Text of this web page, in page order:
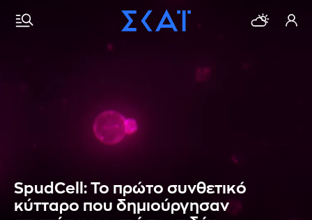
SpudCell: Το πρώτο συνθετικό
κύτταρο που δημιούργησαν